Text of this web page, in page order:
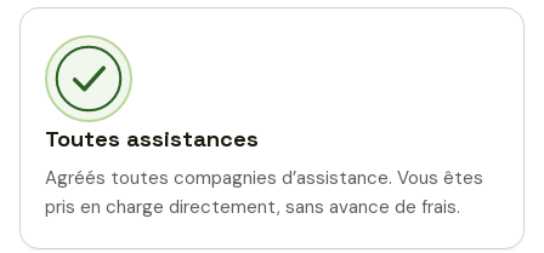
Toutes assistances
Agréés toutes compagnies d’assistance. Vous êtes
pris en charge directement, sans avance de frais.